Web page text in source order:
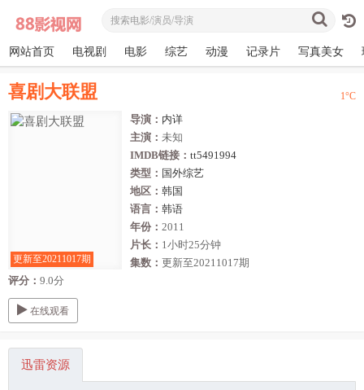
网站首页 电视剧 电影 综艺 动漫 记录片 写真美女
喜剧大联盟
更新至20211017期
导演： 内详
主演： 未知
IMDB链接： tt5491994
类型： 国外综艺
地区： 韩国
语言： 韩语
年份： 2011
片长： 1小时25分钟
集数： 更新至20211017期
评分： 9.0分
在线观看
1°C
迅雷资源